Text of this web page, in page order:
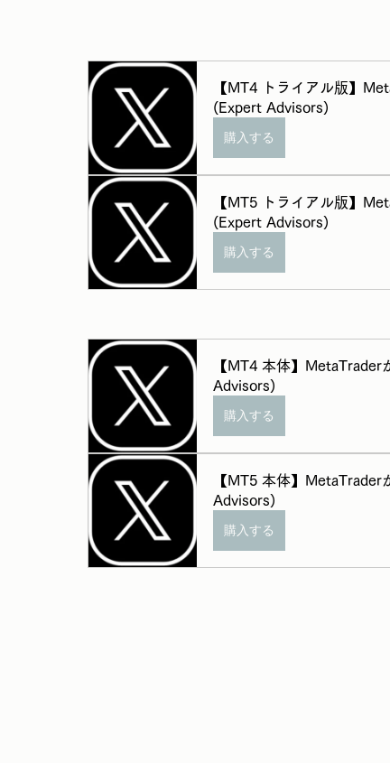
【MT4 トライアル版】
(Expert Advisors)
購入する
【MT5 トライアル版】
(Expert Advisors)
購入する
【MT4 本体】
Advisors)
購入する
【MT5 本体】
Advisors)
購入する